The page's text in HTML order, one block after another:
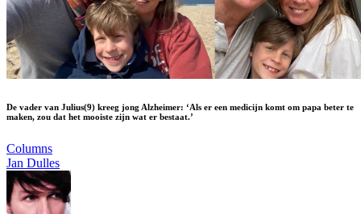
De vader van Julius(9) kreeg jong Alzheimer: ‘Als er een medicijn komt om papa beter te
maken, zou dat het mooiste zijn wat er bestaat.’
Columns
Jan Dulles